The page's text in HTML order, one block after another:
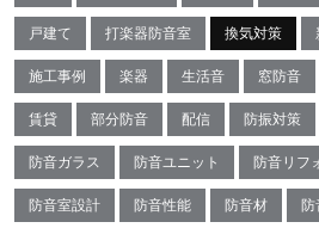
戸建て 打楽器防音室 換気対策
施工事例 楽器 生活音 窓防音
賃貸 部分防音 配信 防振対策
防音ガラス 防音ユニット 防音リフ
防音室設計 防音性能 防音材